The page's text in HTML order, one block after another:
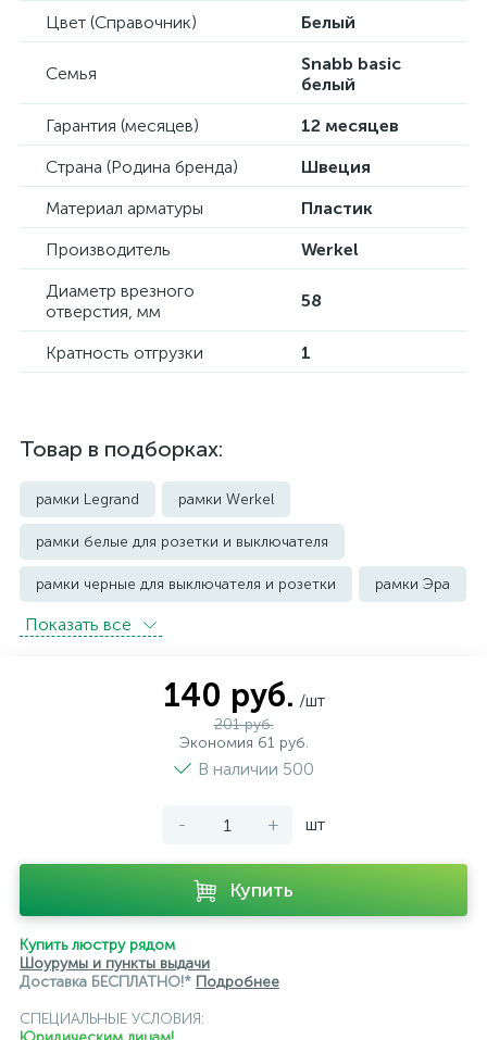
Цвет (Справочник) Белый
Семья
Snabb basic
белый
Гарантия (месяцев)
12 месяцев
Страна (Родина бренда)
Швеция
Материал арматуры
Пластик
Производитель
Werkel
Диаметр врезного
отверстия, мм
58
Кратность отгрузки 1
Товар в подборках:
рамки Legrand рамки Werkel
рамки белые для розетки и выключателя
рамки черные для выключателя и розетки рамки Эра
Показать всe
140 руб. /шт
201 руб.
Экономия 61 руб.
В наличии 500
- + шт
Купить
Купить люстру рядом
Шоурумы и пункты выдачи
Доставка БЕСПЛАТНО!* Подробнее
СПЕЦИАЛЬНЫЕ УСЛОВИЯ: